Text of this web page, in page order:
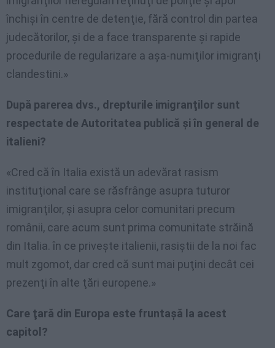
închişi în centre de detenţie, fără control din partea
judecătorilor, şi de a face transparente şi rapide
procedurile de regularizare a aşa-numiţilor imigranţi
clandestini.»
După parerea dvs., drepturile imigranţilor sunt
respectate de Autoritatea publică şi în general de
italieni?
«Cred că în Italia există un adevărat rasism
instituţional care se răsfrânge asupra tuturor
imigranţilor, şi asupra celor comunitari precum
românii, care acum sunt prima comunitate străină
din Italia. în ce priveşte italienii, rasiştii de la noi fac
mult zgomot, dar cred că sunt mai puţini decât cei
prezenţi în alte ţări europene.»
Care ţară din Europa este fruntaşă la acest
capitol?